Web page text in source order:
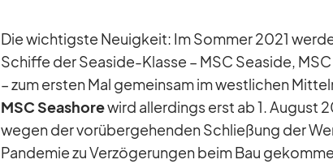
Die wich­tigste Neu­ig­keit: Im Som­mer 2021
Schiffe der Sea­side-Klasse – MSC Sea­side,
– zum ers­ten Mal ge­mein­sam im west­li­chen
MSC Seashorewird al­ler­dings erst ab 1. Au­gust
we­gen der vor­über­ge­hen­den Schlie­ßung der
Pan­de­mie zu Ver­zö­ge­run­gen beim Bau